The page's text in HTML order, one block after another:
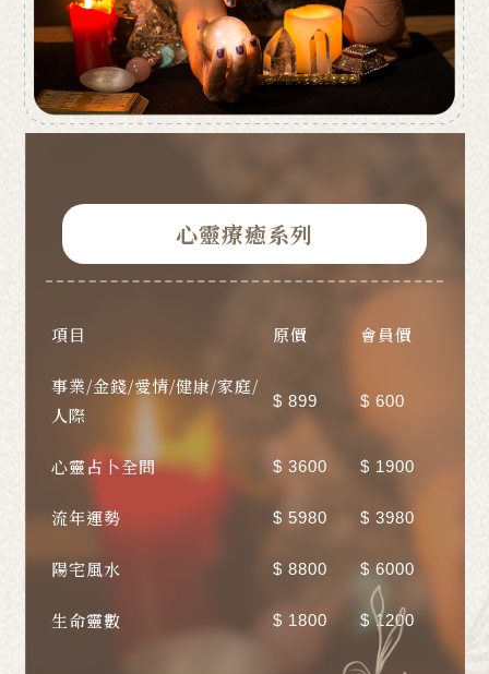
心靈療癒系列
項目 原價 會員價
事業/金錢/愛情/健康/家庭/
人際
$ 899 $ 600
心靈占卜全問 $ 3600 $ 1900
流年運勢 $ 5980 $ 3980
陽宅風水 $ 8800 $ 6000
生命靈數 $ 1800 $ 1200